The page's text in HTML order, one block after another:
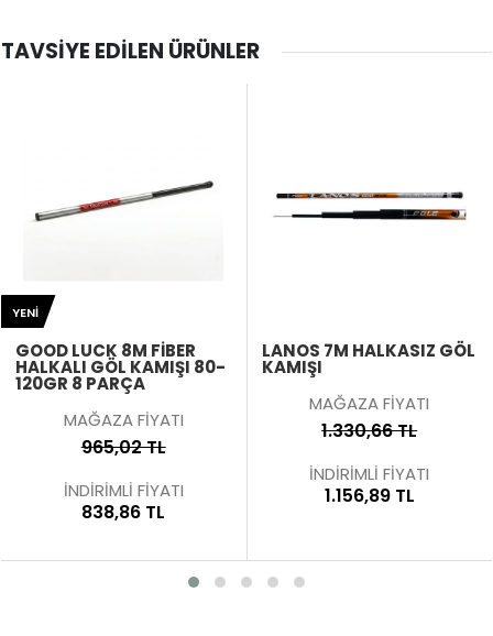
TAVSIYE EDILEN ÜRÜNLER
GOOD LUCK 8M FIBER
HALKALI GÖL KAMIŞI 80-
120GR 8 PARÇA
MAĞAZA FİYATI
965,02 TL
İNDİRİMLİ FİYATI
838,86 TL
YENI
LANOS 7M HALKASIZ GÖL
KAMIŞI
MAĞAZA FİYATI
1.330,66 TL
İNDİRİMLİ FİYATI
1.156,89 TL